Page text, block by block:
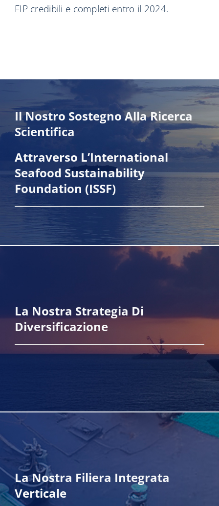
FIP credibili e completi entro il 2024.
Il Nostro Sostegno Alla Ricerca
Scientifica
Attraverso L’International
Seafood Sustainability
Foundation (ISSF)
Scopri di più
La Nostra Strategia Di
Diversificazione
Scopri di più
La Nostra Filiera Integrata
Verticale